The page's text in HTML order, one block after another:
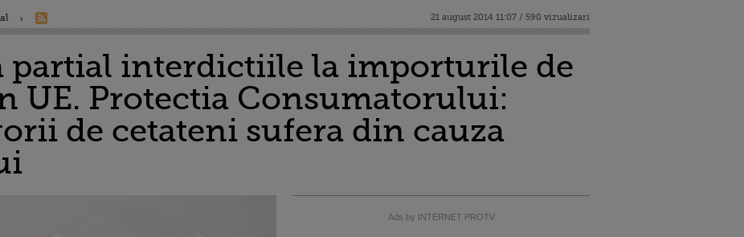
21 august 2014 11:07 / 590 vizualizari
partial interdictiile la importurile de
UE. Protectia Consumatorului:
de cetateni sufera din cauza
Ads by INTERNET PROTV